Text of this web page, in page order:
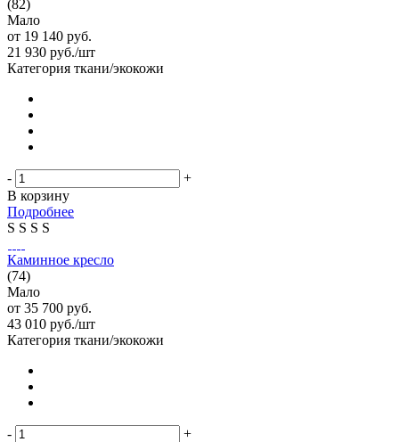
(82)
Мало
от 19 140 руб.
21 930 руб./шт
Категория ткани/экокожи
-
+
В корзину
Подробнее
S S S S
Каминное кресло
(74)
Мало
от 35 700 руб.
43 010 руб./шт
Категория ткани/экокожи
-
+